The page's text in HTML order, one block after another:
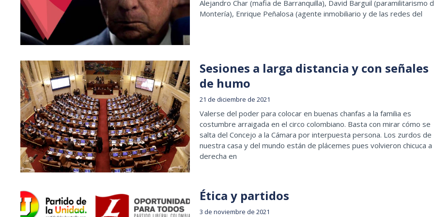
Alejandro Char (mafia de Barranquilla), David Barguil (paramilitarismo
Montería), Enrique Peñalosa (agente inmobiliario y de las redes del
Sesiones a larga distancia y con señales
de humo
21 de diciembre de 2021
Valerse del poder para colocar en buenas chanfas a la familia es
costumbre arraigada en el circo colombiano. Basta con mirar cómo se
salta del Concejo a la Cámara por interpuesta persona. Los zurdos de
nuestra casa y del mundo están de plácemes pues volvieron chicuca a
derecha en
Ética y partidos
3 de noviembre de 2021